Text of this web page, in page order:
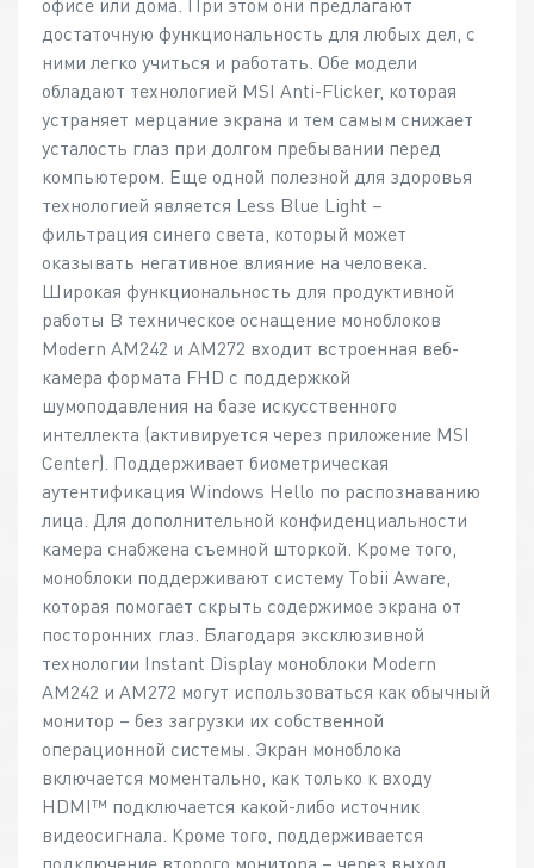
достаточную функциональность для любых дел, с
ними легко учиться и работать. Обе модели
обладают технологией MSI Anti-Flicker, которая
устраняет мерцание экрана и тем самым снижает
усталость глаз при долгом пребывании перед
компьютером. Еще одной полезной для здоровья
технологией является Less Blue Light –
фильтрация синего света, который может
оказывать негативное влияние на человека.
Широкая функциональность для продуктивной
работы В техническое оснащение моноблоков
Modern AM242 и AM272 входит встроенная веб-
камера формата FHD с поддержкой
шумоподавления на базе искусственного
интеллекта (активируется через приложение MSI
Center). Поддерживает биометрическая
аутентификация Windows Hello по распознаванию
лица. Для дополнительной конфиденциальности
камера снабжена съемной шторкой. Кроме того,
моноблоки поддерживают систему Tobii Aware,
которая помогает скрыть содержимое экрана от
посторонних глаз. Благодаря эксклюзивной
технологии Instant Display моноблоки Modern
AM242 и AM272 могут использоваться как обычный
монитор – без загрузки их собственной
операционной системы. Экран моноблока
включается моментально, как только к входу
HDMI™ подключается какой-либо источник
видеосигнала. Кроме того, поддерживается
подключение второго монитора – через выход